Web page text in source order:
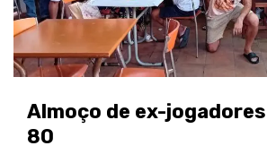
Almoço de ex-
80